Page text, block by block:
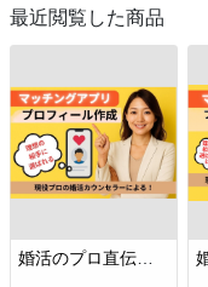
最近閲覧した商品